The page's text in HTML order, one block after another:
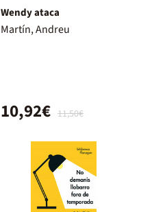
Wendy ataca
Martín, Andreu
11,50€
10,92€